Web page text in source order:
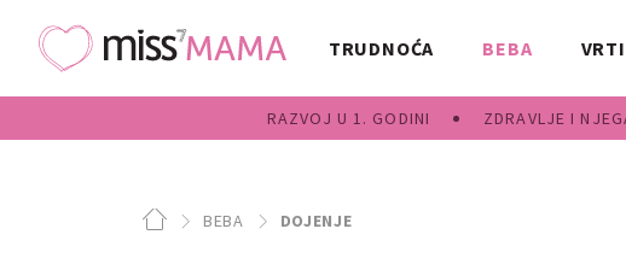
TRUDNOĆA BEBA
RAZVOJ U 1. GODINI ZDRAVLJE I
BEBA DOJENJE